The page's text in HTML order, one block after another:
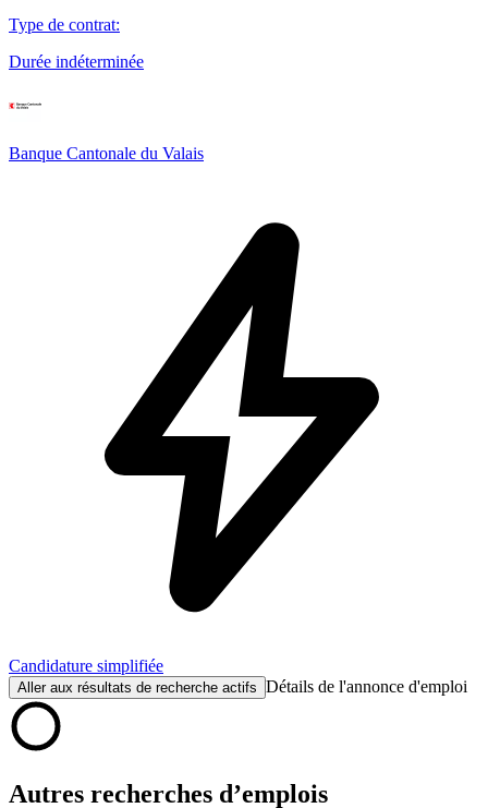
Type de contrat:
Durée indéterminée
Banque Cantonale du Valais
Candidature simplifiée
Aller aux résultats de recherche actifs Détails de l'annonce d'emploi
Autres recherches d’emplois